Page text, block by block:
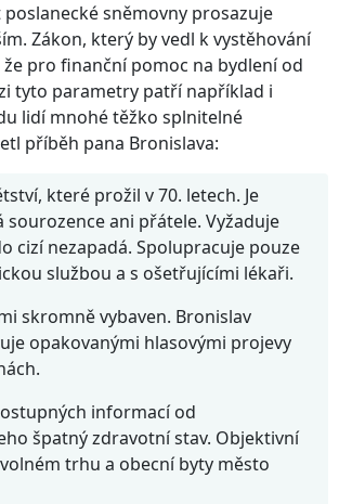
sněmovny prosazuje
Zákon, který by vedl k vystěhování
pro finanční pomoc na bydlení od
tyto parametry patří například i
lidí mnohé těžko splnitelné
příběh pana Bronislava:
které prožil v 70. letech. Je
ani přátele. Vyžaduje
cizí nezapadá. Spolupracuje pouze
službou a s ošetřujícími lékaři.
skromně vybaven. Bronislav
opakovanými hlasovými projevy
informací od
špatný zdravotní stav. Objektivní
trhu a obecní byty město